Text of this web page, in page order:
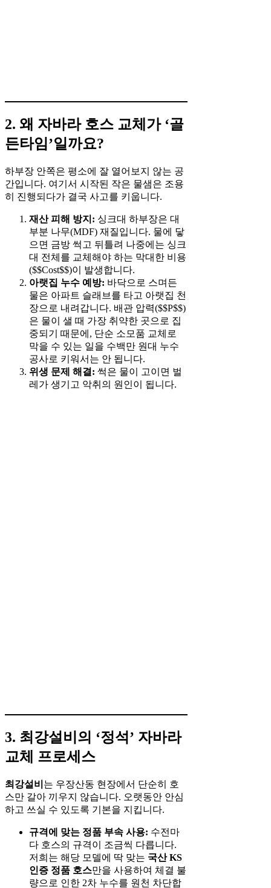
2. 왜 자바라 호스 교체가 ‘골
든타임’일까요?
하부장 안쪽은 평소에 잘 열어보지 않는 공
간입니다. 여기서 시작된 작은 물샘은 조용
히 진행되다가 결국 사고를 키웁니다.
재산 피해 방지: 싱크대 하부장은 대
부분 나무(MDF) 재질입니다. 물에 닿
으면 금방 썩고 뒤틀려 나중에는 싱크
대 전체를 교체해야 하는 막대한 비용
($$Cost$$)이 발생합니다.
아랫집 누수 예방: 바닥으로 스며든
물은 아파트 슬래브를 타고 아랫집 천
장으로 내려갑니다. 배관 압력($$P$$)
은 물이 샐 때 가장 취약한 곳으로 집
중되기 때문에, 단순 소모품 교체로
막을 수 있는 일을 수백만 원대 누수
공사로 키워서는 안 됩니다.
위생 문제 해결: 썩은 물이 고이면 벌
레가 생기고 악취의 원인이 됩니다.
3. 최강설비의 ‘정석’ 자바라
교체 프로세스
최강설비 는 우장산동 현장에서 단순히 호
스만 갈아 끼우지 않습니다. 오랫동안 안심
하고 쓰실 수 있도록 기본을 지킵니다.
규격에 맞는 정품 부속 사용: 수전마
다 호스의 규격이 조금씩 다릅니다.
저희는 해당 모델에 딱 맞는 국산 KS
인증 정품 호스만을 사용하여 체결 불
량으로 인한 2차 누수를 원천 차단합